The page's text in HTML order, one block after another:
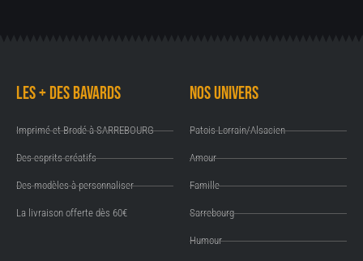
o
f
a
g
r
a
Les + des Bavards
Imprimé et Brodé à SARREBOURG
Des esprits créatifs
Des modèles à personnaliser
La livraison offerte dès 60€
Nos univers
Patois Lorrain/Alsacien
Amour
Famille
Sarrebourg
Humour